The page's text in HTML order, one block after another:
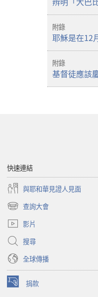
附錄
耶穌是在12
附錄
基督徒應該
快速連結
與耶和華見證人見面
查詢大會
（開
啟
新
視
窗）
影片
搜尋
全球傳播
捐款
（開